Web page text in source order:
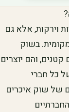
וירקות, אלא גם
בשוק
והם יוצרים
כל חברי
של שוק איכרים